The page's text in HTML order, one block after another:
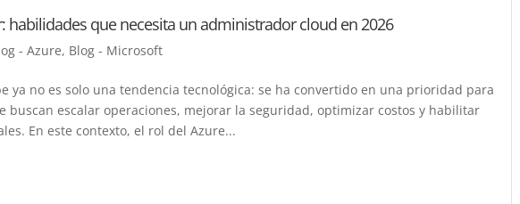
habilidades que necesita un administrador cloud en 2026
- Azure, Blog - Microsoft
ya no es solo una tendencia tecnológica: se ha convertido en una prioridad para
buscan escalar operaciones, mejorar la seguridad, optimizar costos y habilitar
En este contexto, el rol del Azure...